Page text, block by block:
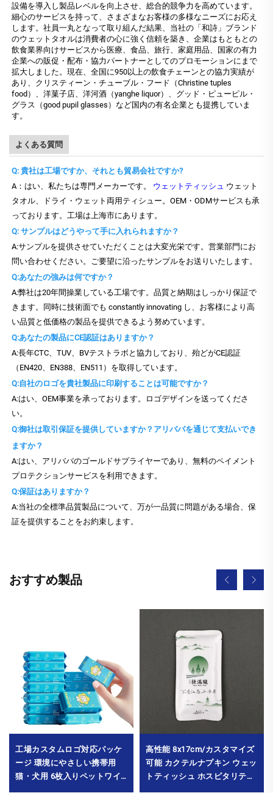
設備を導入し製品レベルを向上させ、総合的競争力を高めています。
細心のサービスを持って、さまざまなお客様の多様なニーズにお応え
します。社員一丸となって取り組んだ結果、当社の「和詩」ブランド
のウェットタオルは消費者の心に強く信頼を築き、企業はもともとの
飲食業界向けサービスから医療、食品、旅行、家庭用品、国家の有力
企業への販促・配布・協力パートナーとしてのプロモーションにまで
拡大しました。現在、全国に950以上の飲食チェーンとの協力実績が
あり、クリスティーン・チューブル・フード（Christine tuples
food）、洋菓子店、洋河酒（yanghe liquor）、グッド・ピューピル・
グラス（good pupil glasses）など国内の有名企業とも提携していま
す。
よくある質問
Q: 貴社は工場ですか、それとも貿易会社ですか?
A：はい、私たちは専門メーカーです。 ウェットティッシュ ウェット
タオル、ドライ・ウェット両用ティシュー。OEM・ODMサービスも承
っております。工場は上海市にあります。
Q: サンプルはどうやって手に入れられますか？
A:サンプルを提供させていただくことは大変光栄です。営業部門にお
問い合わせください。ご要望に沿ったサンプルをお送りいたします。
Q:あなたの強みは何ですか？
A:弊社は20年間操業している工場です。品質と納期はしっかり保証で
きます。同時に技術面でも constantly innovating し、お客様により高
い品質と低価格の製品を提供できるよう努めています。
Q:あなたの製品にCE認証はありますか？
A:長年CTC、TUV、BVテストラボと協力しており、殆どがCE認証
（EN420、EN388、EN511）を取得しています。
Q:自社のロゴを貴社製品に印刷することは可能ですか？
A:はい、OEM事業を承っております。ロゴデザインを送ってくださ
い。
Q:御社は取引保証を提供していますか？アリババを通じて支払いでき
ますか？
A:はい、アリババのゴールドサプライヤーであり、無料のペイメント
プロテクションサービスを利用できます。
Q:保証はありますか？
A:当社の全標準品質製品について、万が一品質に問題がある場合、保
証を提供することをお約束します。
おすすめ製品
工場カスタムロゴ対応パッケ
ージ 環境にやさしい携帯用
猫・犬用 6枚入りペットワイ
高性能 8x17cm/カスタマイズ
可能 カクテルナプキン ウェッ
トティッシュ ホスピタリティ